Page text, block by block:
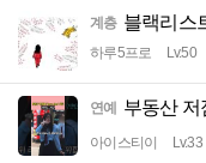
계층 블랙리스
하루5프로 Lv.50
연예 부동산 저
아이스티이 Lv.33